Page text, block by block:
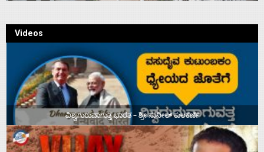
Videos
ವಿಶ್ವಗುರುವಾಗುತ್ತ ಭಾರತ – ಶ್ರೀ ಸುನೀಲ್‌ ಕುಲಕರ್ಣಿ